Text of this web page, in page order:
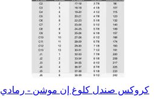
كروكس صندل كلوغ إن موشن - رمادي